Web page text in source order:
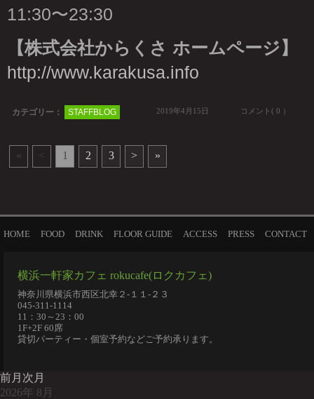
11:30〜23:30
【株式会社からくさ ホームページ】
http://www.karakusa.info
カテゴリー： STAFFBLOG 2019年4月15日 コメント( 0 ）
« < 1 2 3 > »
HOME FOOD DRINK FLOOR GUIDE ACCESS PRESS CONTACT
横浜一軒家カフェ rokucafe(ロクカフェ)
神奈川県横浜市西区北幸２-１１-２３
045-311-1114
11：30～23：00
1F+2F 60席
貸切パーティー・個室予約などご予約承ります。
前月 次月
2026年 8月